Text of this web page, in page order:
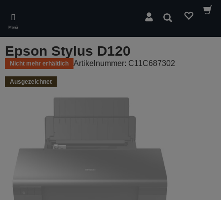
main
content
Menü
Suchen
Epson Stylus D120
Nicht mehr erhältlich Artikelnummer: C11C687302
Ausgezeichnet